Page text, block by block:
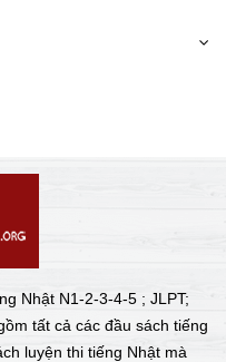
Nhật N1-2-3-4-5 ; JLPT;
tất cả các đầu sách tiếng
luyện thi tiếng Nhật mà